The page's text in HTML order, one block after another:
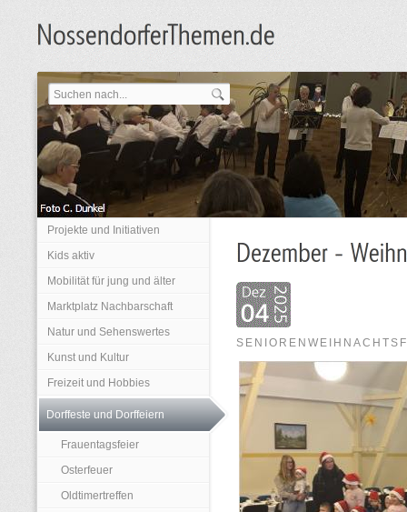
Projekte und Initiativen
Kids aktiv
Mobilität für jung und älter
Marktplatz Nachbarschaft
Natur und Sehenswertes
Kunst und Kultur
Freizeit und Hobbies
Dorffeste und Dorffeiern
Frauentagsfeier
Osterfeuer
Oldtimertreffen